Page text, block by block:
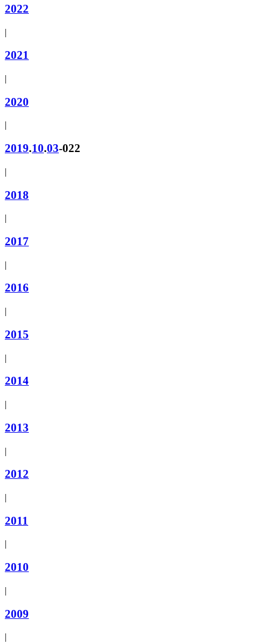
2022
|
2021
|
2020
|
2019.10.03-022
|
2018
|
2017
|
2016
|
2015
|
2014
|
2013
|
2012
|
2011
|
2010
|
2009
|